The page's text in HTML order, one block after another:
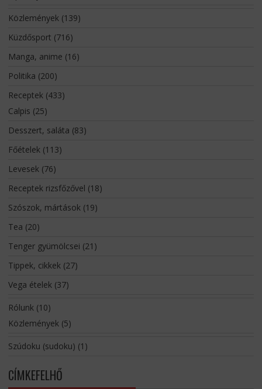
Közlemények(139)
Küzdősport (716)
Manga, anime (16)
Politika (200)
Receptek(433)
Calpis (25)
Desszert, saláta (83)
Főételek(113)
Levesek(76)
Receptek rizsfőzővel (18)
Szószok, mártások(19)
Tea (20)
Tenger gyümölcsei (21)
Tippek, cikkek(27)
Vega ételek(37)
Rólunk(10)
Közlemények(5)
Szúdoku (sudoku) (1)
CÍMKEFELHŐ